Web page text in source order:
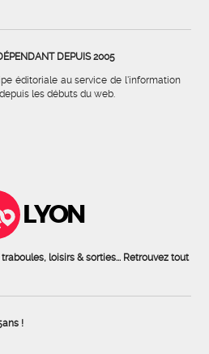
DEPUIS 2005
éditoriale au service de l'information
les débuts du web.
LYON
loisirs & sorties... Retrouvez tout
!